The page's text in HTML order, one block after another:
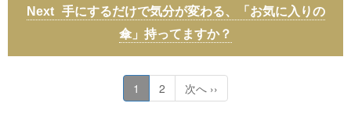
手にするだけで気分が変わる、「お気に入りの
傘」持ってますか？
1 2 次へ ››